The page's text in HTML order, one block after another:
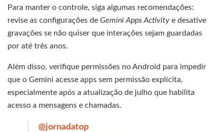
Para manter o controle, siga algumas recomendações:
revise as configurações de Gemini Apps Activity e desative
gravações se não quiser que interações sejam guardadas
por até três anos.
Além disso, verifique permissões no Android para impedir
que o Gemini acesse apps sem permissão explícita,
especialmente após a atualização de julho que habilita
acesso a mensagens e chamadas.
@jornadatop